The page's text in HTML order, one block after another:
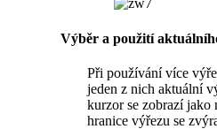
Výběr a použití
Při používání více
jeden z nich aktuální
kurzor se zobrazí
hranice výřezu se